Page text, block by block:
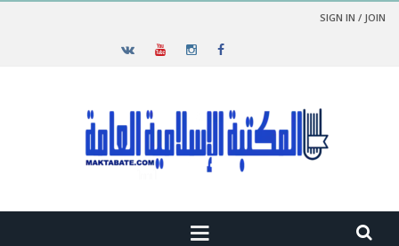
SIGN IN / JOIN